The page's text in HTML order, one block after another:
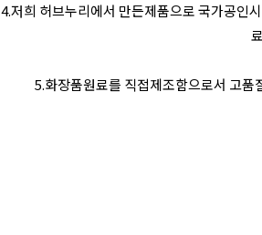
4.저희 허브누리에서 만든제품으로 국가공인
5.화장품원료를 직접제조함으로서 고